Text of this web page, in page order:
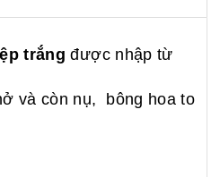
trắng được nhập từ
và còn nụ, bông hoa to